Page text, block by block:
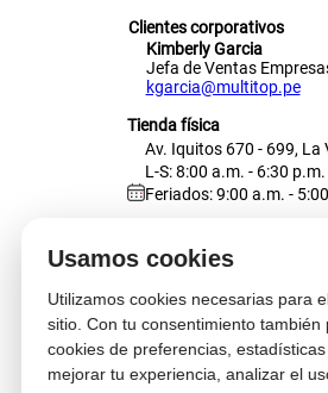
Usamos cookies
Utilizamos cookies necesarias para
sitio. Con tu consentimiento también
cookies de preferencias,
mejorar tu experiencia, analizar el
Clientes corporativos
Kimberly Garcia
Jefa de Ventas
kgarcia@multitop.pe
Tienda física
Av. Iquitos 670 - 699, La
L-S: 8:00 a.m. - 6:30 p.m.
Feriados: 9:00 a.m. -
Atención al cliente